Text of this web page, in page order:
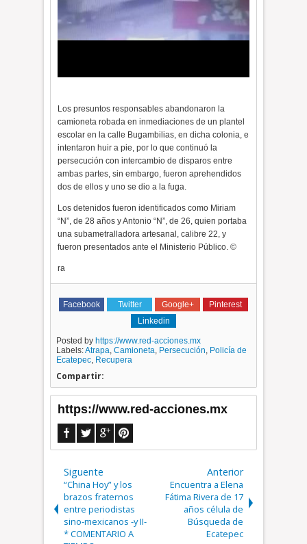
Los presuntos responsables abandonaron la
camioneta robada en inmediaciones de un plantel
escolar en la calle Bugambilias, en dicha colonia, e
intentaron huir a pie, por lo que continuó la
persecución con intercambio de disparos entre
ambas partes, sin embargo, fueron aprehendidos
dos de ellos y uno se dio a la fuga.
Los detenidos fueron identificados como Miriam
“N”, de 28 años y Antonio “N”, de 26, quien portaba
una subametralladora artesanal, calibre 22, y
fueron presentados ante el Ministerio Público. ©
ra
Facebook Twitter Google+
Pinterest
Linkedin
Posted by https://www.red-acciones.mx
Labels:Atrapa,Camioneta, Persecución, Policía de
Ecatepec, Recupera
Compartir:
https://www.red-acciones.mx
Siguente
“China Hoy” y los
brazos fraternos
entre periodistas
sino-mexicanos -y II-
* COMENTARIO A
Anterior
Encuentra a Elena
Fátima Rivera de 17
años célula de
Búsqueda de
Ecatepec